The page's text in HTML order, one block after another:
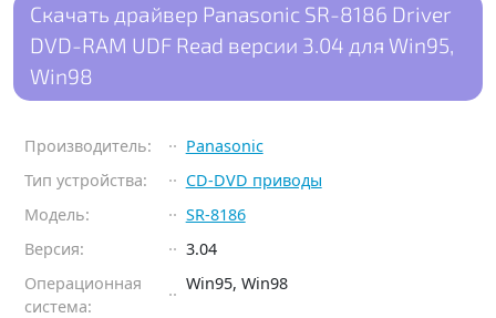
Скачать драйвер Panasonic SR-8186 Driver
DVD-RAM UDF Read версии 3.04 для Win95,
Win98
Производитель:
Panasonic
Тип устройства:
CD-DVD приводы
Модель:
SR-8186
Версия:
3.04
Операционная
система:
Win95, Win98